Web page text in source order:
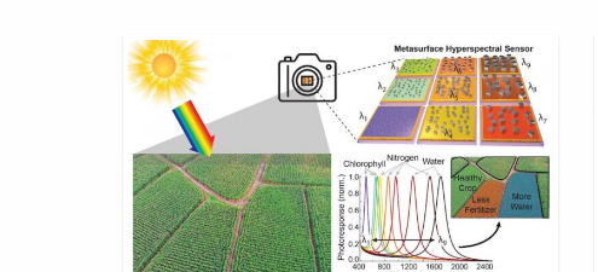
How
To
Boost
Speed
Upstairs